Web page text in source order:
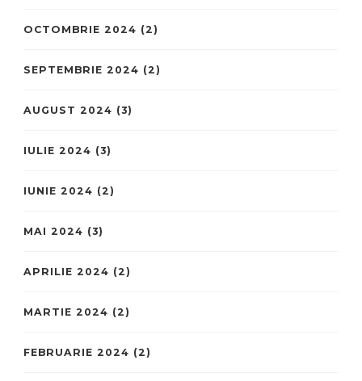
OCTOMBRIE 2024 (2)
SEPTEMBRIE 2024 (2)
AUGUST 2024 (3)
IULIE 2024 (3)
IUNIE 2024 (2)
MAI 2024 (3)
APRILIE 2024 (2)
MARTIE 2024 (2)
FEBRUARIE 2024 (2)